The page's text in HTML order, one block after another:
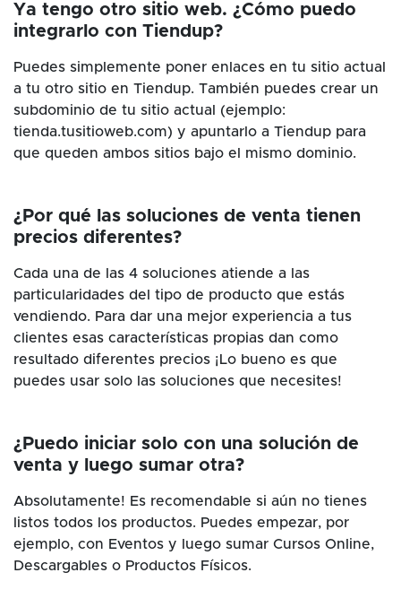
Ya tengo otro sitio web. ¿Cómo puedo
integrarlo con Tiendup?
Puedes simplemente poner enlaces en tu sitio actual
a tu otro sitio en Tiendup. También puedes crear un
subdominio de tu sitio actual (ejemplo:
tienda.tusitioweb.com) y apuntarlo a Tiendup para
que queden ambos sitios bajo el mismo dominio.
¿Por qué las soluciones de venta tienen
precios diferentes?
Cada una de las 4 soluciones atiende a las
particularidades del tipo de producto que estás
vendiendo. Para dar una mejor experiencia a tus
clientes esas características propias dan como
resultado diferentes precios ¡Lo bueno es que
puedes usar solo las soluciones que necesites!
¿Puedo iniciar solo con una solución de
venta y luego sumar otra?
Absolutamente! Es recomendable si aún no tienes
listos todos los productos. Puedes empezar, por
ejemplo, con Eventos y luego sumar Cursos Online,
Descargables o Productos Físicos.